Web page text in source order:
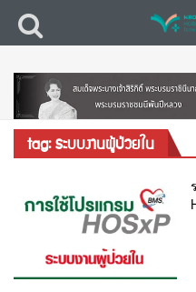
tag: ระบบงานผู้ป่วยใน